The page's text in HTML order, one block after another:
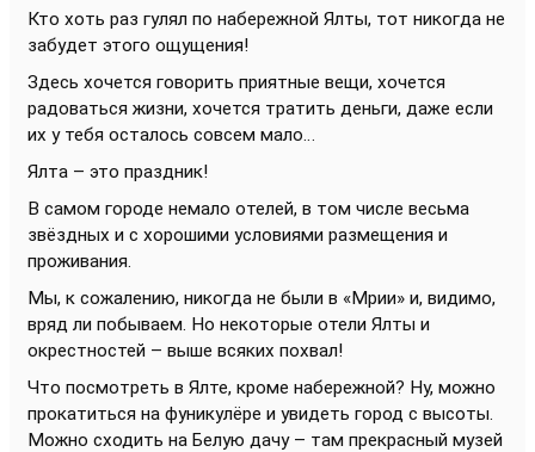
Кто хоть раз гулял по набережной Ялты, тот никогда не
забудет этого ощущения!
Здесь хочется говорить приятные вещи, хочется
радоваться жизни, хочется тратить деньги, даже если
их у тебя осталось совсем мало…
Ялта – это праздник!
В самом городе немало отелей, в том числе весьма
звёздных и с хорошими условиями размещения и
проживания.
Мы, к сожалению, никогда не были в «Мрии» и, видимо,
вряд ли побываем. Но некоторые отели Ялты и
окрестностей – выше всяких похвал!
Что посмотреть в Ялте, кроме набережной? Ну, можно
прокатиться на фуникулёре и увидеть город с высоты.
Можно сходить на Белую дачу – там прекрасный музей